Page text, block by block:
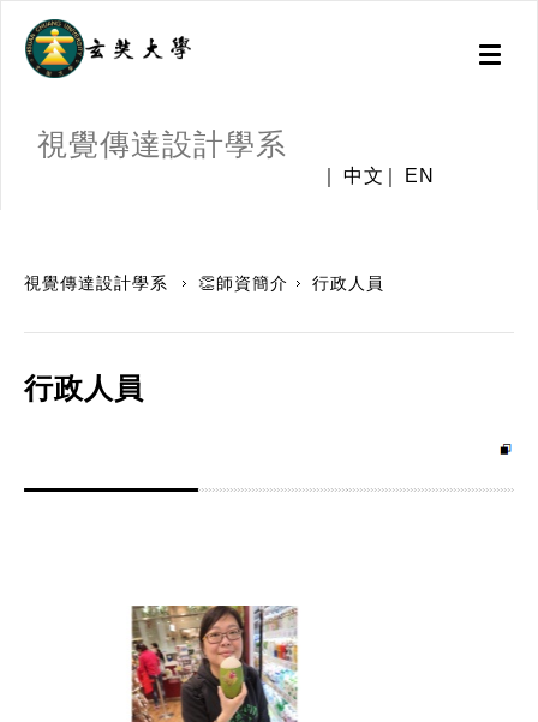
Toggle
視覺傳達設計學系
中文 EN
視覺傳達設計學系 👏師資簡介 行政人員
行政人員